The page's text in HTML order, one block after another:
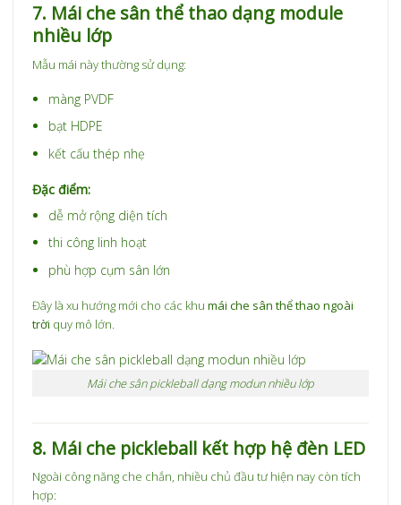
7. Mái che sân thể thao dạng module
nhiều lớp
Mẫu mái này thường sử dụng:
màng PVDF
bạt HDPE
kết cấu thép nhẹ
Đặc điểm:
dễ mở rộng diện tích
thi công linh hoạt
phù hợp cụm sân lớn
Đây là xu hướng mới cho các khumái che sân thể thao ngoài
trời quy mô lớn.
Mái che sân pickleball dạng modun nhiều lớp
8. Mái che pickleball kết hợp hệ đèn LED
Ngoài công năng che chắn, nhiều chủ đầu tư hiện nay còn tích
hợp: